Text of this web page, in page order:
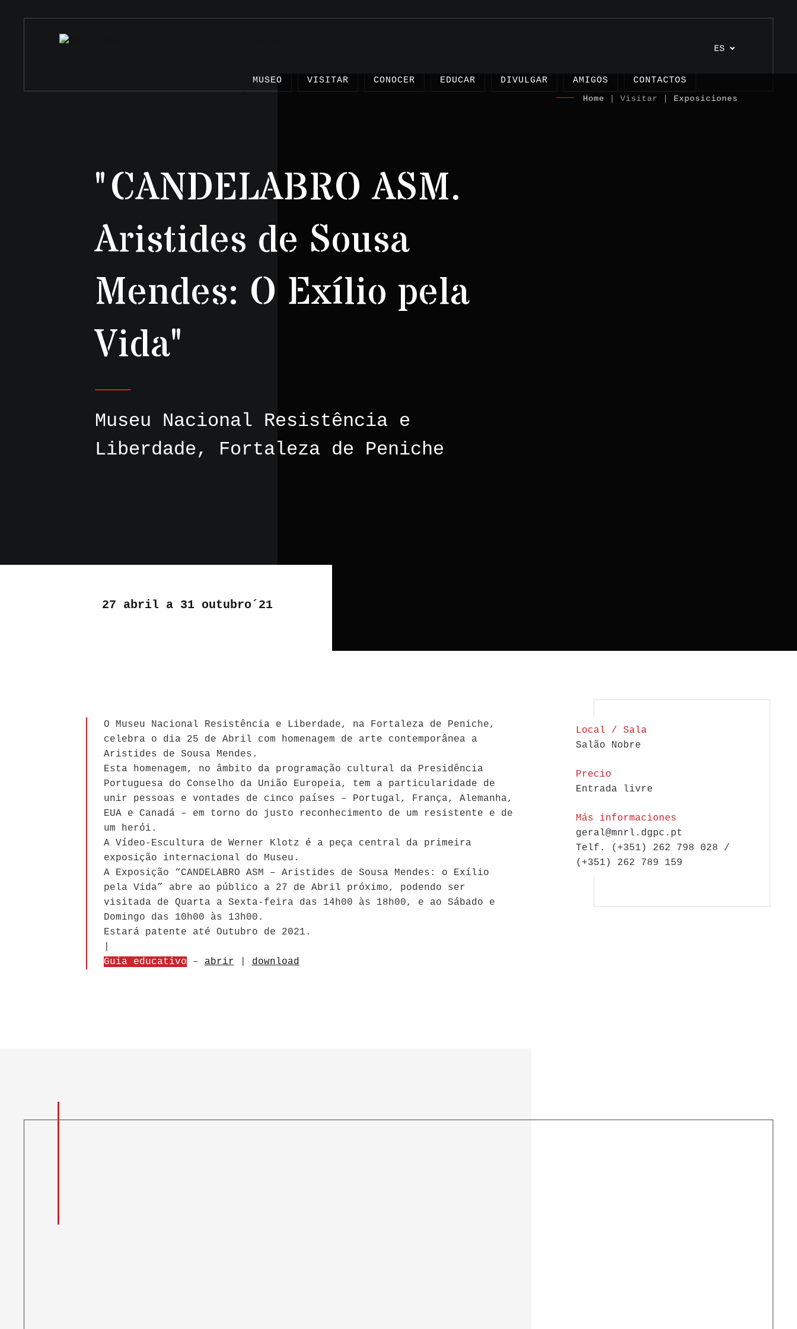
ES
MUSEO VISITAR CONOCER EDUCAR DIVULGAR AMIGOS CONTACTOS
"CANDELABRO ASM.
Aristides de Sousa
Mendes: O Exílio pela
Vida"
Museu Nacional Resistência e
Liberdade, Fortaleza de Peniche
27 abril a 31 outubro´21
Home | Visitar | Exposiciones
O Museu Nacional Resistência e Liberdade, na Fortaleza de Peniche,
celebra o dia 25 de Abril com homenagem de arte contemporânea a
Aristides de Sousa Mendes.
Esta homenagem, no âmbito da programação cultural da Presidência
Portuguesa do Conselho da União Europeia, tem a particularidade de
unir pessoas e vontades de cinco países – Portugal, França, Alemanha,
EUA e Canadá – em torno do justo reconhecimento de um resistente e de
um herói.
A Vídeo-Escultura de Werner Klotz é a peça central da primeira
exposição internacional do Museu.
A Exposição “CANDELABRO ASM – Aristides de Sousa Mendes: o Exílio
pela Vida” abre ao público a 27 de Abril próximo, podendo ser
visitada de Quarta a Sexta-feira das 14h00 às 18h00, e ao Sábado e
Domingo das 10h00 às 13h00.
Estará patente até Outubro de 2021.
Guia educativo – abrir download
Local / Sala
Salão Nobre
Precio
Entrada livre
Más informaciones
geral@mnrl.dgpc.pt
Telf. (+351) 262 798 028 /
(+351) 262 789 159